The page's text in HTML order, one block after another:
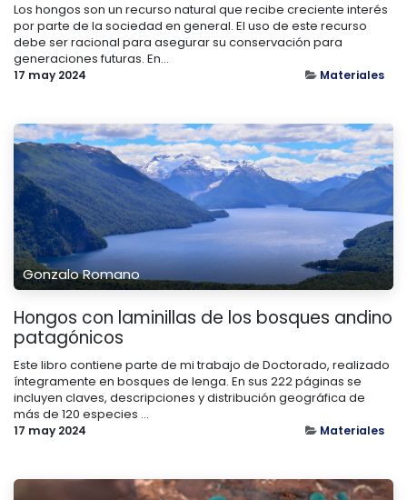
Los hongos son un recurso natural que recibe creciente interés
por parte de la sociedad en general. El uso de este recurso
debe ser racional para asegurar su conservación para
generaciones futuras. En...
17 may 2024 Materiales
Gonzalo Romano
Hongos con laminillas de los bosques andino
patagónicos
Este libro contiene parte de mi trabajo de Doctorado, realizado
íntegramente en bosques de lenga. En sus 222 páginas se
incluyen claves, descripciones y distribución geográfica de
más de 120 especies ...
17 may 2024 Materiales